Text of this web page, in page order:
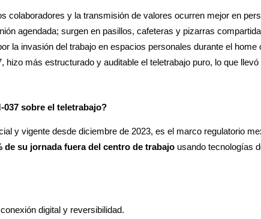
colaboradores y la transmisión de valores ocurren mejor en
agendada; surgen en pasillos, cafeteras y pizarras
la invasión del trabajo en espacios personales durante el home
más estructurado y auditable el teletrabajo puro, lo que
037 sobre el teletrabajo?
y vigente desde diciembre de 2023, es el marco regulatorio
de su jornada fuera del centro de trabajo usando tecnologías
digital y reversibilidad.